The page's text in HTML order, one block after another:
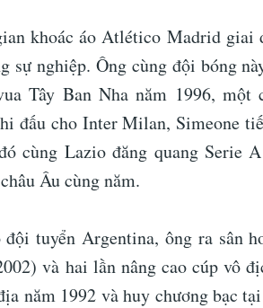
khoác áo Atlético Madrid giai
sự nghiệp. Ông cùng đội bóng
Tây Ban Nha năm 1996,
đấu cho Inter Milan, Simeone
cùng Lazio đăng quang Serie
Âu cùng năm.
đội tuyển Argentina, ông ra sân
và hai lần nâng cao cúp vô
năm 1992 và huy chương bạc